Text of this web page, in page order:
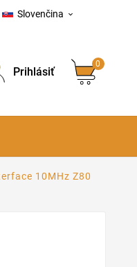
Slovenčina 
Prihlásiť
0
10MHz Z80